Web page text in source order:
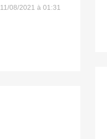
11/08/2021 à 01:31